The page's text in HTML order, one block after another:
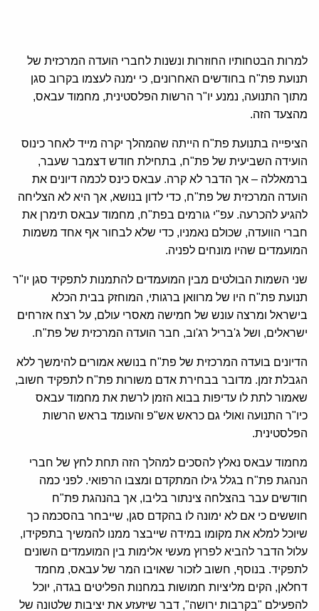
למרות הבטחותיו החוזרות ונשנות לחברי הועדה המרכזית של
תנועת פת"ח בחודשים האחרונים, כי ימנה לעצמו בקרוב סגן
מתוך התנועה, נמנע יו"ר הרשות הפלסטינית, מחמוד עבאס,
מהצעד הזה.
הציפייה בתנועת פת"ח הייתה שהמהלך יקרה מייד לאחר כינוס
הועידה השביעית של פת"ח, בתחילת חודש דצמבר שעבר,
ברמאללה – אך הדבר לא קרה. עבאס כינס לכמה דיונים את
הועדה המרכזית של פת"ח, כדי לדון בנושא, אך היא לא הצליחה
להגיע להכרעה. עפ"י גורמים בפת"ח, מחמוד עבאס תימרן את
חברי הוועדה, שכולם נאמניו, כדי שלא לבחור אף אחד משמות
המועמדים שהיו מונחים לפניה.
שני השמות הבולטים מבין המועמדים להתמנות לתפקיד סגן יו"ר
תנועת פת"ח היו של מרוואן ברגותי, המוחזק בבית הכלא
בישראל ומרצה עונש של חמישה מאסרי עולם, על רצח אזרחים
ישראלים, ושל ג'בריל רג'וב, חבר הועדה המרכזית של פת"ח.
הדיונים בועדה המרכזית של פת"ח בנושא אמורים להימשך ללא
הגבלת זמן. מדובר בבחירת אדם משורות פת"ח לתפקיד חשוב,
שאמור לתת לו עדיפות בבוא הזמן לרשת את מחמוד עבאס
כיו"ר התנועה ואולי גם כראש אש"פ והעומד בראש הרשות
הפלסטינית.
מחמוד עבאס נאלץ להסכים למהלך הזה תחת לחץ של חברי
הנהגת פת"ח בגלל גילו המתקדם ומצבו הרפואי. לפני כמה
חודשים עבר בהצלחה צינתור בליבו, אך בהנהגת פת"ח
חוששים כי אם לא ימונה לו בהקדם סגן, שייבחר בהסכמה כך
שיוכל למלא את מקומו במידה שייבצר ממנו להמשיך בתפקידו,
עלול הדבר להביא לפרוץ מעשי אלימות בין המועמדים השונים
לתפקיד. בנוסף, חשוב לזכור שאויבו המר של עבאס, מחמד
דחלאן, הקים מליציות חמושות במחנות הפליטים בגדה, יוכל
להפעילם "בקרבות ירושה", דבר שיזעזע את יציבות שלטונה של